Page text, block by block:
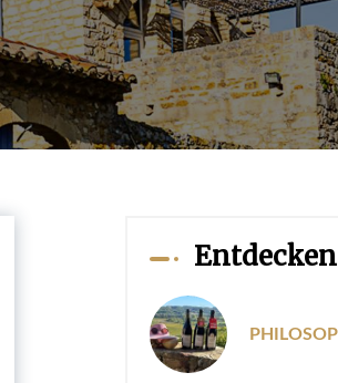
Entdecken